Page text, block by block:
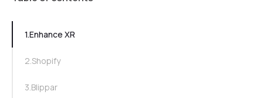
1.Enhance XR
2.Shopify
3.Blippar